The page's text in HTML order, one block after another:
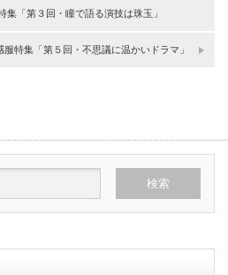
集「第３回・瞳で語る演技は珠玉」
特集「第５回・不思議に温かいドラマ」